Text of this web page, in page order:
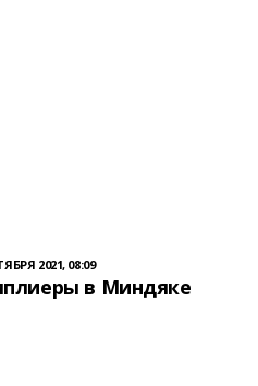
2021, 08:09
в Миндяке